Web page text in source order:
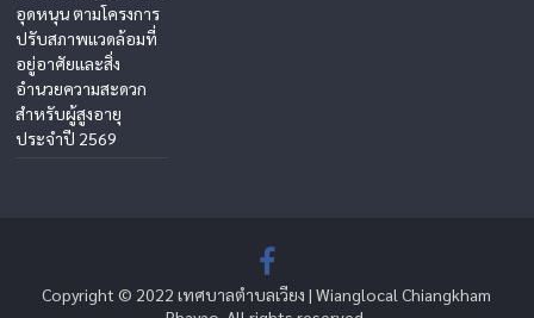
อุดหนุน ตามโครงการ
ปรับสภาพแวดล้อมที่
อยู่อาศัยและสิ่ง
อำนวยความสะดวก
สำหรับผู้สูงอายุ
ประจำปี 2569
Copyright © 2022 เทศบาลตำบลเวียง | Wianglocal Chiangkham